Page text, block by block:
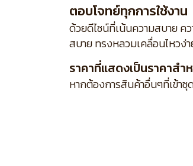
ตอบโจทย์ทุกการใช้งาน
ด้วยดีไซน์ที่เน้นความสบาย ค
สบาย ทรงหลวมเคลื่อนไหวง่
ราคาที่แสดงเป็นราคาสำ
หากต้องการสินค้าอื่นๆที่เข้า